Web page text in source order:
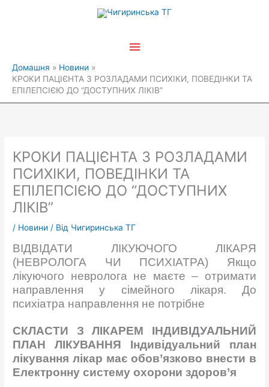
Головне
Домашня
Новини
КРОКИ ПАЦІЄНТА З РОЗЛАДАМИ ПСИХІКИ, ПОВЕДІНКИ ТА
ЕПІЛЕПСІЄЮ ДО “ДОСТУПНИХ ЛІКІВ”
КРОКИ ПАЦІЄНТА З РОЗЛАДАМИ
ПСИХІКИ, ПОВЕДІНКИ ТА
ЕПІЛЕПСІЄЮ ДО “ДОСТУПНИХ
ЛІКІВ”
/ Новини / Від Чигиринська ТГ
ВІДВІДАТИ ЛІКУЮЧОГО ЛІКАРЯ
(НЕВРОЛОГА ЧИ ПСИХІАТРА) Якщо
лікуючого невролога не маєте – отримати
направлення у сімейного лікаря. До
психіатра направлення не потрібне
СКЛАСТИ З ЛІКАРЕМ ІНДИВІДУАЛЬНИЙ
ПЛАН ЛІКУВАННЯ Індивідуальний план
лікування лікар має обов’язково внести в
Електронну систему охорони здоров’я